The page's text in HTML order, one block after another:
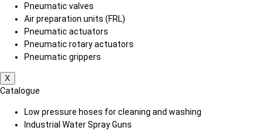
Pneumatic valves
Air preparation units (FRL)
Pneumatic actuators
Pneumatic rotary actuators
Pneumatic grippers
X
Catalogue
Low pressure hoses for cleaning and washing
Industrial Water Spray Guns